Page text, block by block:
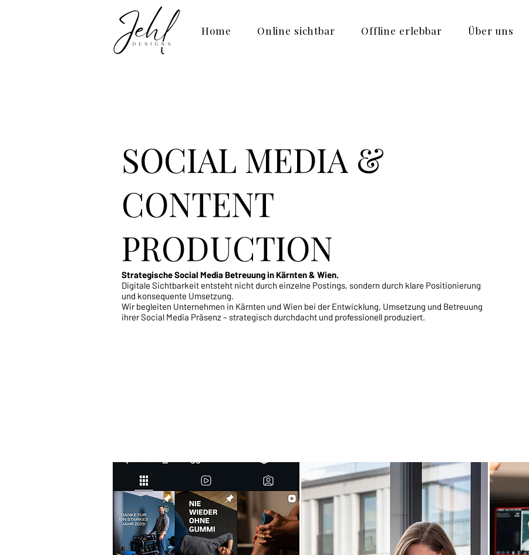
Home Online sichtbar Offline erlebbar Über uns
SOCIAL MEDIA &
CONTENT
PRODUCTION
Strategische Social Media Betreuung in Kärnten & Wien.
Digitale Sichtbarkeit entsteht nicht durch einzelne Postings, sondern durch klare Positionierung
und konsequente Umsetzung.
Wir begleiten Unternehmen in Kärnten und Wien bei der Entwicklung, Umsetzung und Betreuung
ihrer Social Media Präsenz – strategisch durchdacht und professionell produziert.